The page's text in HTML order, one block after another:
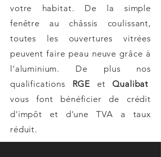
votre habitat. De la simple
fenêtre au châssis coulissant,
toutes les ouvertures vitrées
peuvent faire peau neuve grâce à
l'aluminium. De plus nos
qualifications RGE et Qualibat
vous font bénéficier de crédit
d'impôt et d'une TVA a taux
réduit.